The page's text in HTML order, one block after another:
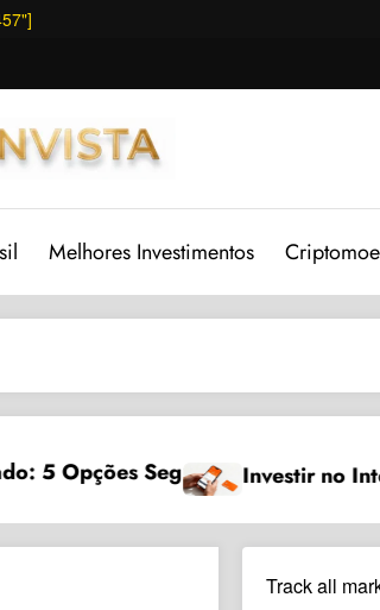
Melhores Investimentos
Seguras Investir no Inter: 7
Track all